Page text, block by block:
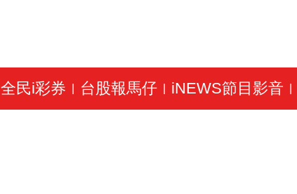
全民i彩券 台股報馬仔| iNEWS節目影音